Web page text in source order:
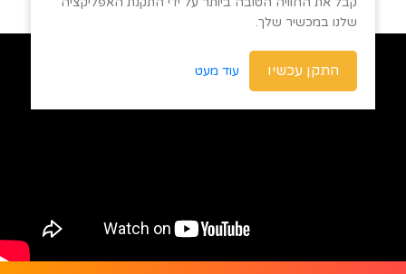
שלנו במכשיר שלך.
התקן עכשיו עוד מעט